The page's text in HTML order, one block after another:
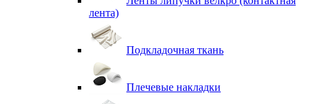
лента)
Подкладочная ткань
Плечевые накладки